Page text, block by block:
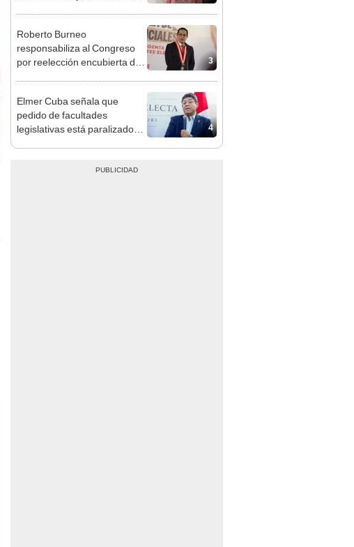
3
Roberto Burneo
responsabiliza al Congreso
por reelección encubierta de
4
Elmer Cuba señala que
pedido de facultades
legislativas está paralizado